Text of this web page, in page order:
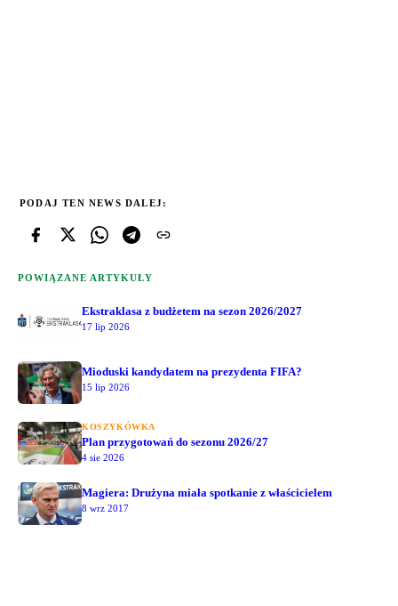
PODAJ TEN NEWS DALEJ:
POWIĄZANE ARTYKUŁY
Ekstraklasa z budżetem na sezon 2026/2027
17 lip 2026
Mioduski kandydatem na prezydenta FIFA?
15 lip 2026
KOSZYKÓWKA
Plan przygotowań do sezonu 2026/27
4 sie 2026
Magiera: Drużyna miała spotkanie z właścicielem
8 wrz 2017